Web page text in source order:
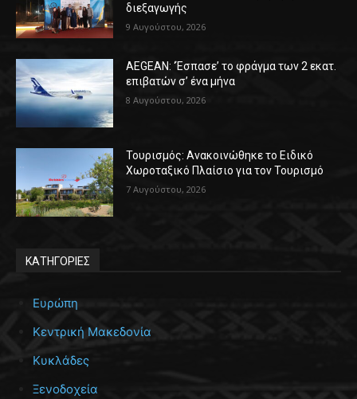
διεξαγωγής
9 Αυγούστου, 2026
AEGEAN: ‘Έσπασε’ το φράγμα των 2 εκατ.
επιβατών σ’ ένα μήνα
8 Αυγούστου, 2026
Τουρισμός: Ανακοινώθηκε το Ειδικό
Χωροταξικό Πλαίσιο για τον Τουρισμό
7 Αυγούστου, 2026
ΚΑΤΗΓΟΡΙΕΣ
Ευρώπη
Κεντρική Μακεδονία
Κυκλάδες
Ξενοδοχεία